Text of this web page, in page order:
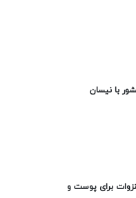
با نیسان
برای پوست و